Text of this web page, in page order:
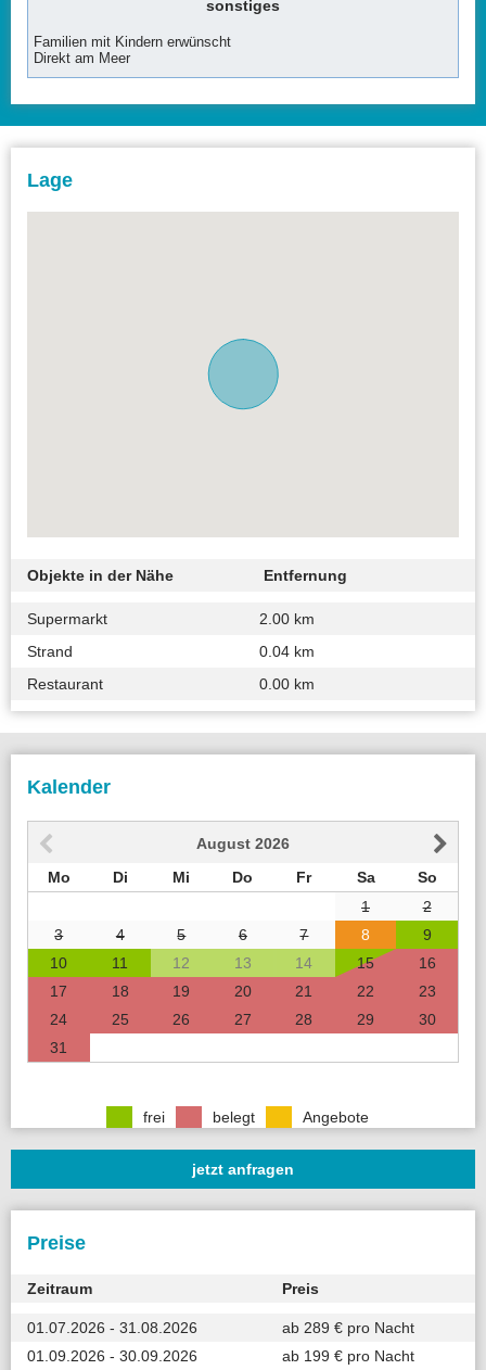
sonstiges
Familien mit Kindern erwünscht
Direkt am Meer
Lage
Objekte in der Nähe Entfernung
Supermarkt
2.00 km
Strand
0.04 km
Restaurant
0.00 km
Kalender
August 2026
Mo
Di Mi Do Fr Sa
So
1
2
3
4 5 6 7 8
9
10
11 12 13 14 15
16
17
18 19 20 21 22
23
24
25 26 27 28 29
30
31
frei belegt Angebote
jetzt anfragen
Preise
Zeitraum Preis
01.07.2026 - 31.08.2026
ab 289 € pro Nacht
01.09.2026 - 30.09.2026
ab 199 € pro Nacht